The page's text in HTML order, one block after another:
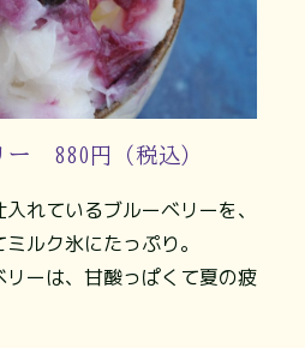
ー 880円（税込）
れているブルーベリーを、
ルク氷にたっぷり。
ーは、甘酸っぱくて夏の疲